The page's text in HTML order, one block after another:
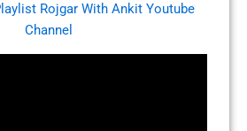
Rojgar With Ankit Youtube
Channel